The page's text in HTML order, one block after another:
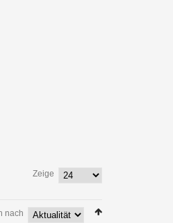
Zeige
nach